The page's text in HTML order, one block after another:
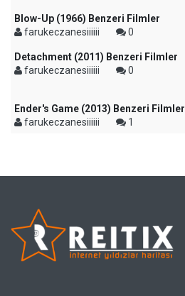
Blow-Up (1966) Benzeri Filmler
farukeczanesiiiiii
0
Detachment (2011) Benzeri Filmler
farukeczanesiiiiii
0
Ender's Game (2013) Benzeri Filmler
farukeczanesiiiiii
1